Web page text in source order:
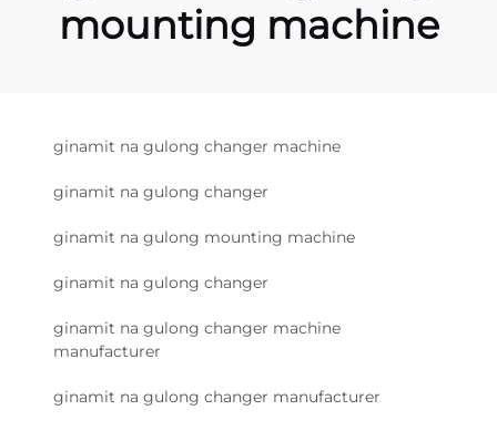
mounting machine
ginamit na gulong changer machine
ginamit na gulong changer
ginamit na gulong mounting machine
ginamit na gulong changer
ginamit na gulong changer machine
manufacturer
ginamit na gulong changer manufacturer